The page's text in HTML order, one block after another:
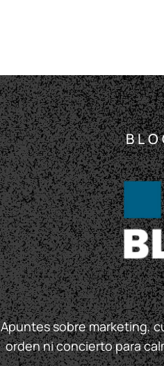
Apuntes sobre marketing,
orden ni concierto para